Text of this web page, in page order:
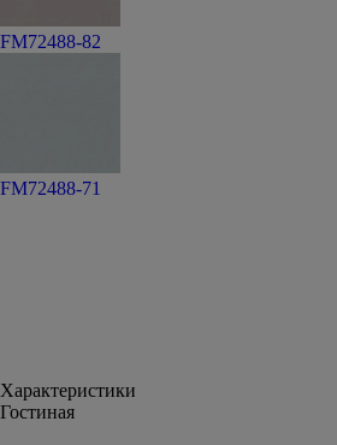
FM72488-82
FM72488-71
Характеристики
Гостиная